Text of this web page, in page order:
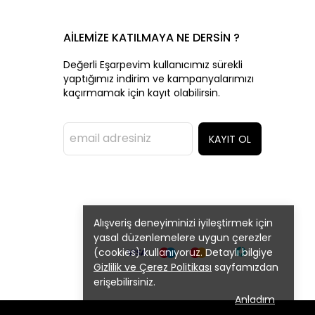
Alışveriş deneyiminizi iyileştirmek için
yasal düzenlemelere uygun çerezler
(cookies) kullanıyoruz. Detaylı bilgiye
Gizlilik ve Çerez Politikası sayfamızdan
erişebilirsiniz.
Anladım
AİLEMİZE KATILMAYA NE DERSİN ?
Değerli Eşarpevim kullanıcımız sürekli
yaptığımız indirim ve kampanyalarımızı
kaçırmamak için kayıt olabilirsin.
KAYIT OL